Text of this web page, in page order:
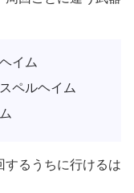
イム
ペルヘイム
るうちに行けるは